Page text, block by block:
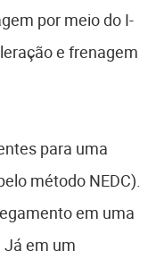
por meio do I-
e frenagem
para uma
método NEDC).
em uma
Já em um